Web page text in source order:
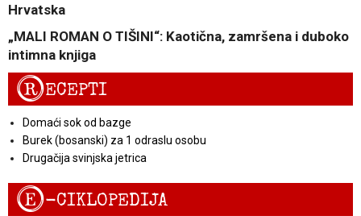
Hrvatska
„MALI ROMAN O TIŠINI“: Kaotična, zamršena i duboko
intimna knjiga
RECEPTI
Domaći sok od bazge
Burek (bosanski) za 1 odraslu osobu
Drugačija svinjska jetrica
E-CIKLOPEDIJA